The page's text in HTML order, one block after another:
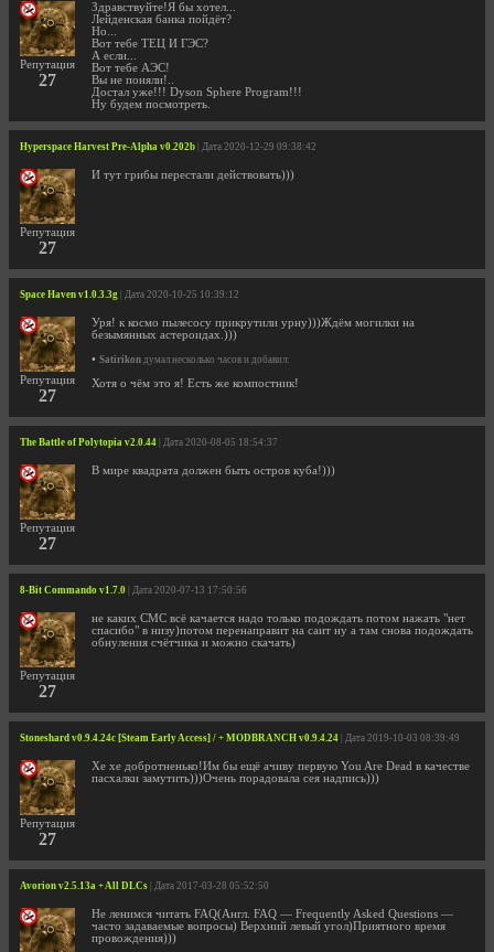
Репутация
27
Здравствуйте!Я бы хотел...
Лейденская банка пойдёт?
Но...
Вот тебе ТЕЦ И ГЭС?
А если...
Вот тебе АЭС!
Вы не поняли!..
Достал уже!!! Dyson Sphere Program!!!
Ну будем посмотреть.
Hyperspace Harvest Pre-Alpha v0.202b | Дата 2020-12-29 09:38:42
Репутация
27
И тут грибы перестали действовать)))
Space Haven v1.0.3.3g | Дата 2020-10-25 10:39:12
Репутация
27
Уря! к космо пылесосу прикрутили урну)))Ждём могилки на
безымянных астероидах.)))
• Satirikon думал несколько часов и добавил:
Хотя о чём это я! Есть же компостник!
The Battle of Polytopia v2.0.44 | Дата 2020-08-05 18:54:37
Репутация
27
В мире квадрата должен быть остров куба!)))
8-Bit Commando v1.7.0 | Дата 2020-07-13 17:50:56
Репутация
27
не каких СМС всё качается надо только подождать потом нажать "нет
спасибо" в низу)потом перенаправит на саит ну а там снова подождать
обнуления счётчика и можно скачать)
Stoneshard v0.9.4.24c [Steam Early Access] / + MODBRANCH v0.9.4.24 | Дата 2019-10-03 08:39:49
Репутация
27
Хе хе добротненько!Им бы ещё ачиву первую You Are Dead в качестве
пасхалки замутить)))Очень порадовала сея надпись)))
Avorion v2.5.13a + All DLCs | Дата 2017-03-28 05:52:50
Не ленимся читать FAQ(Англ. FAQ — Frequently Asked Questions —
часто задаваемые вопросы) Верхний левый угол)Приятного время
провождения)))